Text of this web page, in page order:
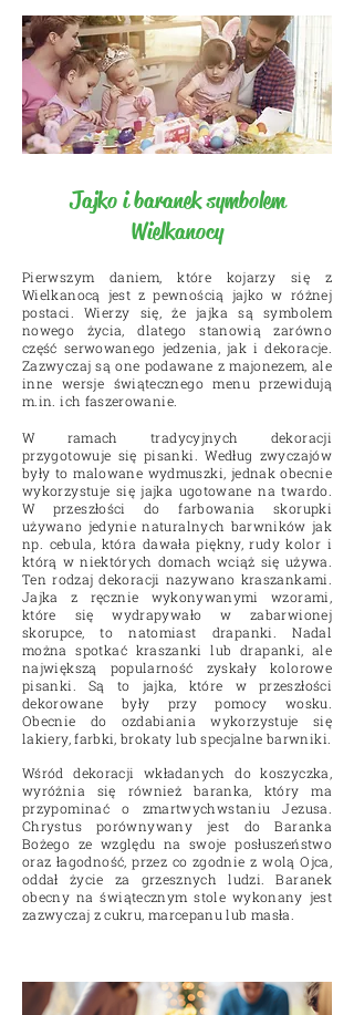
Jajko i baranek symbolem
Wielkanocy
Pierwszym daniem, które kojarzy się z
Wielkanocą jest z pewnością jajko w różnej
postaci. Wierzy się, że jajka są symbolem
nowego życia, dlatego stanowią zarówno
część serwowanego jedzenia, jak i dekoracje.
Zazwyczaj są one podawane z majonezem, ale
inne wersje świątecznego menu przewidują
m.in. ich faszerowanie.
W ramach tradycyjnych dekoracji
przygotowuje się pisanki. Według zwyczajów
były to malowane wydmuszki, jednak obecnie
wykorzystuje się jajka ugotowane na twardo.
W przeszłości do farbowania skorupki
używano jedynie naturalnych barwników jak
np. cebula, która dawała piękny, rudy kolor i
którą w niektórych domach wciąż się używa.
Ten rodzaj dekoracji nazywano kraszankami.
Jajka z ręcznie wykonywanymi wzorami,
które się wydrapywało w zabarwionej
skorupce, to natomiast drapanki. Nadal
można spotkać kraszanki lub drapanki, ale
największą popularność zyskały kolorowe
pisanki. Są to jajka, które w przeszłości
dekorowane były przy pomocy wosku.
Obecnie do ozdabiania wykorzystuje się
lakiery, farbki, brokaty lub specjalne barwniki.
Wśród dekoracji wkładanych do koszyczka,
wyróżnia się również baranka, który ma
przypominać o zmartwychwstaniu Jezusa.
Chrystus porównywany jest do Baranka
Bożego ze względu na swoje posłuszeństwo
oraz łagodność, przez co zgodnie z wolą Ojca,
oddał życie za grzesznych ludzi. Baranek
obecny na świątecznym stole wykonany jest
zazwyczaj z cukru, marcepanu lub masła.